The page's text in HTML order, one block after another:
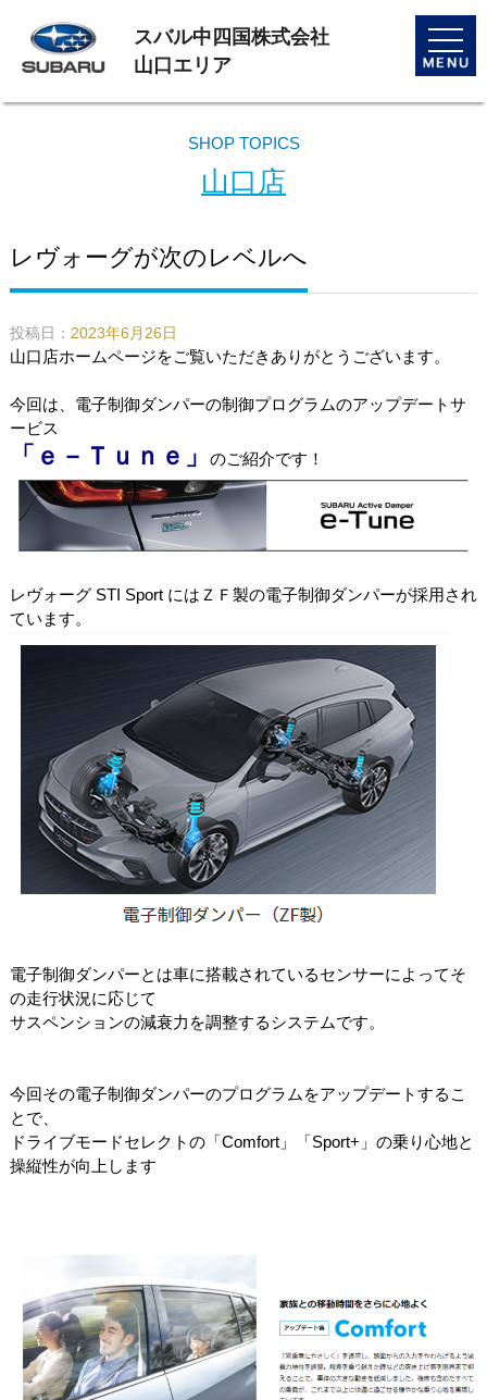
toggle
スバル中四国株式会社
山口エリア
SHOP TOPICS
山口店
レヴォーグが次のレベルへ
投稿日： 2023年6月26日
山口店ホームページをご覧いただきありがとうございます。
今回は、電子制御ダンパーの制御プログラムのアップデートサ
ービス
「ｅ－Ｔｕｎｅ」 のご紹介です！
レヴォーグ STI Sport にはＺＦ製の電子制御ダンパーが採用され
ています。
電子制御ダンパーとは車に搭載されているセンサーによってそ
の走行状況に応じて
サスペンションの減衰力を調整するシステムです。
今回その電子制御ダンパーのプログラムをアップデートするこ
とで、
ドライブモードセレクトの「Comfort」「Sport+」の乗り心地と
操縦性が向上します